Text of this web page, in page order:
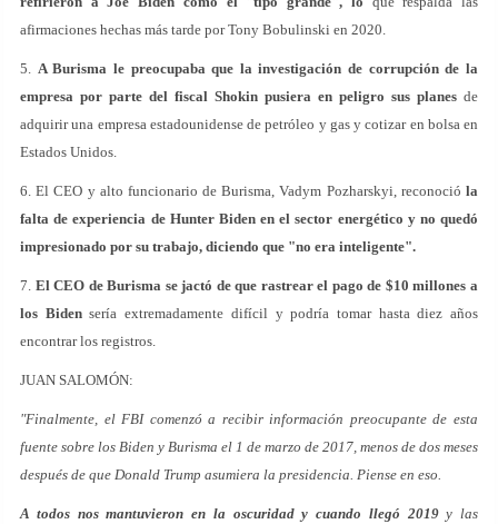
afirmaciones hechas más tarde por Tony Bobulinski en 2020.
5. A Burisma le preocupaba que la investigación de corrupción de la
empresa por parte del fiscal Shokin pusiera en peligro sus planes de
adquirir una empresa estadounidense de petróleo y gas y cotizar en bolsa en
Estados Unidos.
6. El CEO y alto funcionario de Burisma, Vadym Pozharskyi, reconoció la
falta de experiencia de Hunter Biden en el sector energético y no quedó
impresionado por su trabajo, diciendo que "no era inteligente".
7. El CEO de Burisma se jactó de que rastrear el pago de $10 millones a
los Bidensería extremadamente difícil y podría tomar hasta diez años
encontrar los registros.
JUAN SALOMÓN:
"Finalmente, el FBI comenzó a recibir información preocupante de esta
fuente sobre los Biden y Burisma el 1 de marzo de 2017, menos de dos meses
después de que Donald Trump asumiera la presidencia. Piense en eso.
A todos nos mantuvieron en la oscuridad y cuando llegó 2019y las